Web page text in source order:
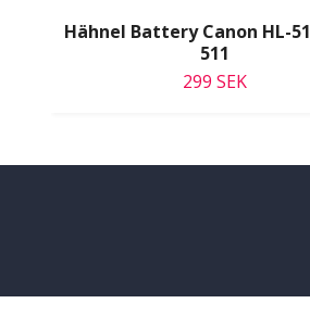
Hähnel Battery Canon HL-
511
299 SEK